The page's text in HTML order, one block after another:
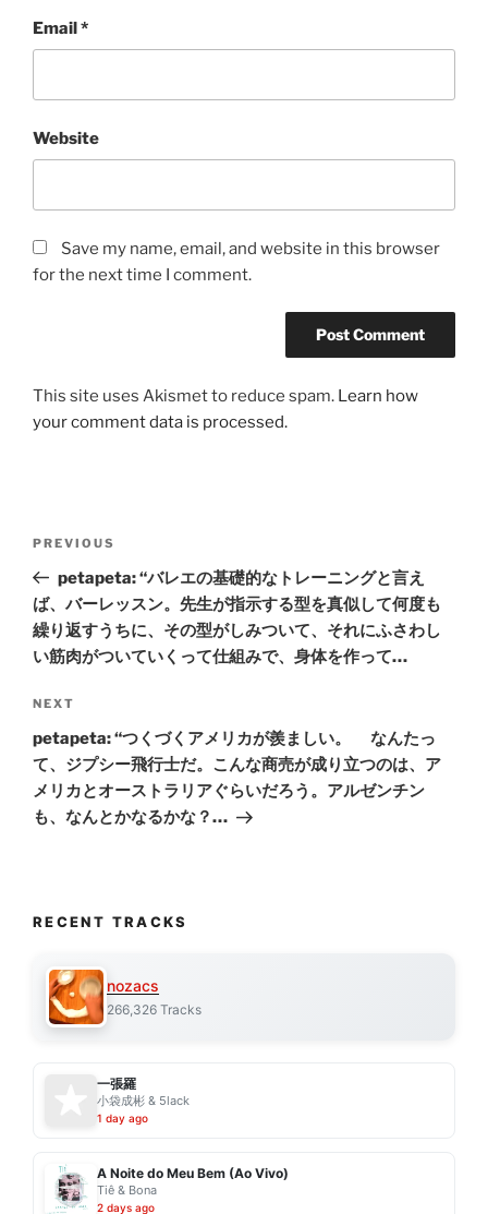
Email*
Website
Save my name, email, and website in this browser
for the next time I comment.
This site uses Akismet to reduce spam. Learn how
your comment data is processed.
Previous
Post
PREVIOUS
petapeta: “バレエの基礎的なトレーニングと言え
ば、バーレッスン。先生が指示する型を真似して何度も
繰り返すうちに、その型がしみついて、それにふさわし
い筋肉がついていくって仕組みで、身体を作って…
Next
Post
NEXT
petapeta: “つくづくアメリカが羨ましい。 なんたっ
て、ジプシー飛行士だ。こんな商売が成り立つのは、ア
メリカとオーストラリアぐらいだろう。アルゼンチン
も、なんとかなるかな？…
RECENT TRACKS
nozacs
266,326 Tracks
一張羅
小袋成彬 & 5lack
1 day ago
A Noite do Meu Bem (Ao Vivo)
Tiê & Bona
2 days ago